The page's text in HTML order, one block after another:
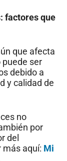
factores que
que afecta
puede ser
debido a
y calidad de
no
por
del
más aquí: Mi